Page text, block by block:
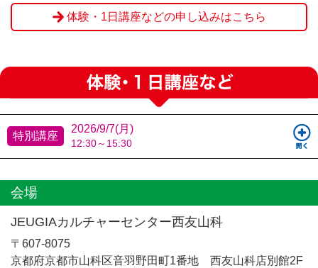
※申込締切日を過ぎてからのお客様都合によるご欠席・
体験・1日講座などの申し込みはこちら
特別講座
2026/9/7(月)
12:30～15:30
会場
JEUGIAカルチャーセンター西友山科
〒607-8075
京都府京都市山科区音羽野田町1番地 西友山科店別館2F